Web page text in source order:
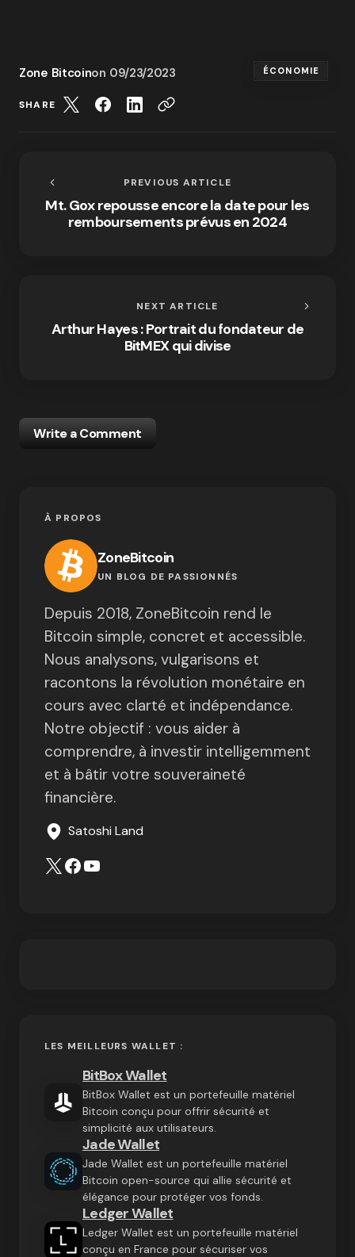
Zone Bitcoinon 09/23/2023 ÉCONOMIE
SHARE
PREVIOUS ARTICLE
Mt. Gox repousse encore la date pour les
remboursements prévus en 2024
NEXT ARTICLE
Arthur Hayes : Portrait du fondateur de
BitMEX qui divise
Write a Comment
À PROPOS
ZoneBitcoin
UN BLOG DE PASSIONNÉS
Depuis 2018, ZoneBitcoin rend le
Bitcoin simple, concret et accessible.
Nous analysons, vulgarisons et
racontons la révolution monétaire en
cours avec clarté et indépendance.
Notre objectif : vous aider à
comprendre, à investir intelligemment
et à bâtir votre souveraineté
financière.
Satoshi Land
LES MEILLEURS WALLET :
BitBox Wallet
BitBox Wallet est un portefeuille matériel
Bitcoin conçu pour offrir sécurité et
simplicité aux utilisateurs.
Jade Wallet
Jade Wallet est un portefeuille matériel
Bitcoin open-source qui allie sécurité et
élégance pour protéger vos fonds.
Ledger Wallet
Ledger Wallet est un portefeuille matériel
conçu en France pour sécuriser vos